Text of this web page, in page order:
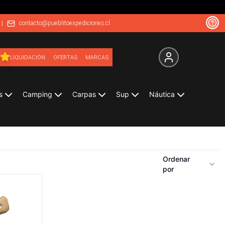
contacto@pueblitoexpediciones.cl
LIQUIDACIÓN OFERTAS MARCAS
Camping Carpas Sup Náutica
Ordenar
por